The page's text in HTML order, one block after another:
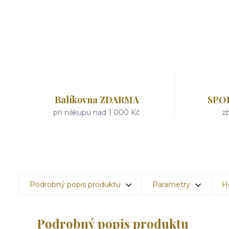
Balíkovna ZDARMA
při nákupu nad 1 000 Kč
Podrobný popis produktu Parametry
Podrobný popis produktu